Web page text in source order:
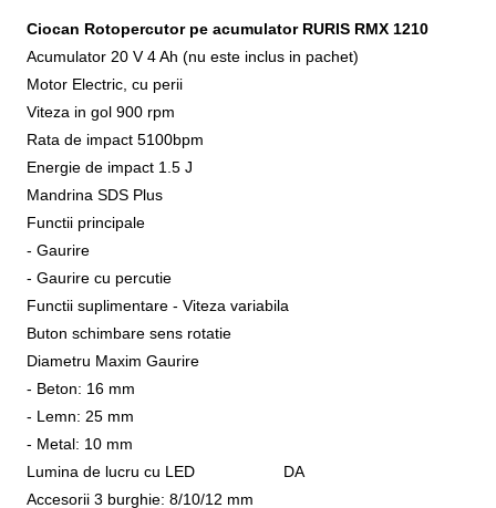
Ciocan Rotopercutor pe acumulator RURIS RMX 1210
Acumulator 20 V 4 Ah (nu este inclus in pachet)
Motor Electric, cu perii
Viteza in gol 900 rpm
Rata de impact 5100bpm
Energie de impact 1.5 J
Mandrina SDS Plus
Functii principale
- Gaurire
- Gaurire cu percutie
Functii suplimentare - Viteza variabila
Buton schimbare sens rotatie
Diametru Maxim Gaurire
- Beton: 16 mm
- Lemn: 25 mm
- Metal: 10 mm
Lumina de lucru cu LED DA
Accesorii 3 burghie: 8/10/12 mm